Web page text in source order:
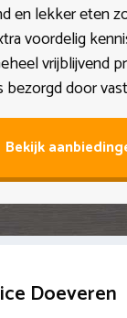
en lekker eten
voordelig
vrijblijvend
bezorgd door
Bekijk
Doeveren